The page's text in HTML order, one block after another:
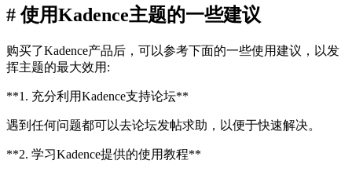
# 使用Kadence主题的一些建议
购买了Kadence产品后，可以参考下面的一些使用建议，以发
挥主题的最大效用:
**1. 充分利用Kadence支持论坛**
遇到任何问题都可以去论坛发帖求助，以便于快速解决。
**2. 学习Kadence提供的使用教程**